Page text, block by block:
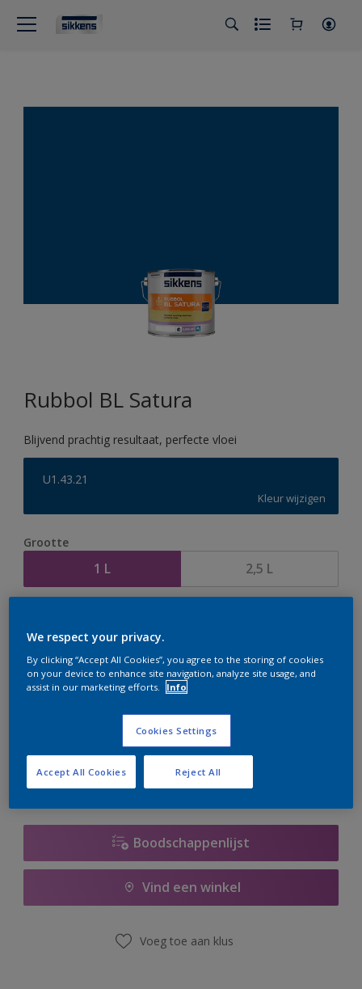
Rubbol BL Satura
Blijvend prachtig resultaat, perfecte vloei
U1.43.21
Kleur wijzigen
Grootte
1 L 2,5 L
er hard aan om de voorraad aan te vullen.
Boodschappenlijst
Vind een winkel
Voeg toe aan klus
We respect your privacy.
By clicking “Accept All Cookies”, you agree to the storing of cookies
on your device to enhance site navigation, analyze site usage, and
assist in our marketing efforts.
Info
Cookies Settings
Reject All
Accept All Cookies